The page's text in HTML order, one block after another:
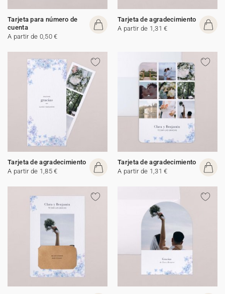
Tarjeta para número de
cuenta
A partir de 0,50 €
Tarjeta de agradecimiento
A partir de 1,31 €
Tarjeta de agradecimiento
A partir de 1,85 €
Tarjeta de agradecimiento
A partir de 1,31 €